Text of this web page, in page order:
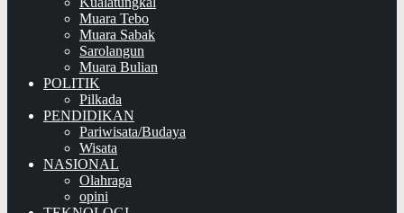
Muara Tebo
Muara Sabak
Sarolangun
Muara Bulian
POLITIK
Pilkada
PENDIDIKAN
Pariwisata/Budaya
Wisata
NASIONAL
Olahraga
opini